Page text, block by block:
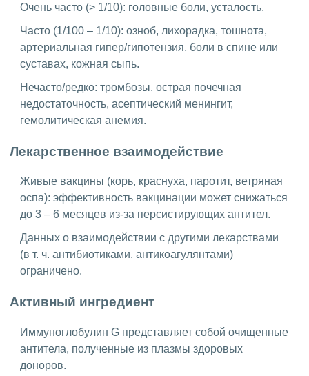
Очень часто (> 1/10): головные боли, усталость.
Часто (1/100 – 1/10): озноб, лихорадка, тошнота,
артериальная гипер/гипотензия, боли в спине или
суставах, кожная сыпь.
Нечасто/редко: тромбозы, острая почечная
недостаточность, асептический менингит,
гемолитическая анемия.
Лекарственное взаимодействие
Живые вакцины (корь, краснуха, паротит, ветряная
оспа): эффективность вакцинации может снижаться
до 3 – 6 месяцев из-за персистирующих антител.
Данных о взаимодействии с другими лекарствами
(в т. ч. антибиотиками, антикоагулянтами)
ограничено.
Активный ингредиент
Иммуноглобулин G представляет собой очищенные
антитела, полученные из плазмы здоровых
доноров.